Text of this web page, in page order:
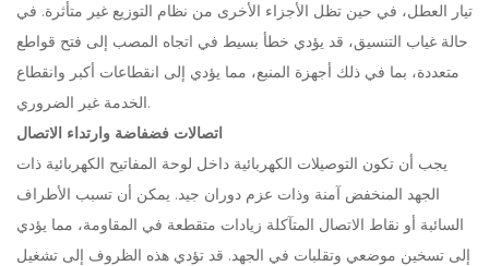
تيار العطل، في حين تظل الأجزاء الأخرى من نظام التوزيع غير متأثرة. في
حالة غياب التنسيق، قد يؤدي خطأ بسيط في اتجاه المصب إلى فتح قواطع
متعددة، بما في ذلك أجهزة المنبع، مما يؤدي إلى انقطاعات أكبر وانقطاع
الخدمة غير الضروري.
اتصالات فضفاضة وارتداء الاتصال
يجب أن تكون التوصيلات الكهربائية داخل لوحة المفاتيح الكهربائية ذات
الجهد المنخفض آمنة وذات عزم دوران جيد. يمكن أن تسبب الأطراف
السائبة أو نقاط الاتصال المتآكلة زيادات متقطعة في المقاومة، مما يؤدي
إلى تسخين موضعي وتقلبات في الجهد. قد تؤدي هذه الظروف إلى تشغيل